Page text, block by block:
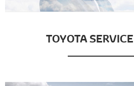
TOYOTA